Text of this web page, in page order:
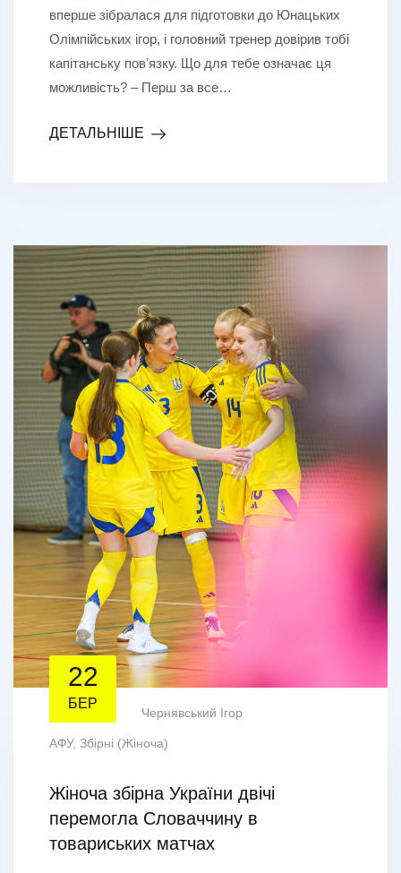
вперше зібралася для підготовки до Юнацьких
Олімпійських ігор, і головний тренер довірив тобі
капітанську повʼязку. Що для тебе означає ця
можливість? – Перш за все…
ДЕТАЛЬНІШЕ
22
БЕР
Чернявський Ігор
АФУ, Збірні (Жіноча)
Жіноча збірна України двічі
перемогла Словаччину в
товариських матчах